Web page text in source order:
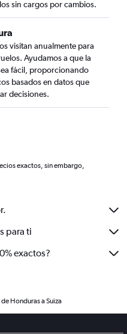
sin cargos por cambios.
visitan anualmente para
Ayudamos a que la
fácil, proporcionando
basados en datos que
decisiones.
exactos, sin embargo,
para ti
exactos?
Honduras a Suiza